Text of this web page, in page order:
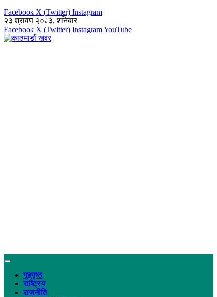
Facebook X (Twitter) Instagram
२३ श्रावण २०८३, शनिबार
Facebook X (Twitter) InstagramYouTube
गृहपृष्ठ
राष्ट्रिय
राजनीति